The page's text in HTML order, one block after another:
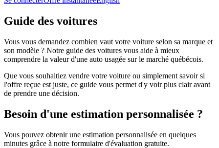
Guide des voitures
Vous vous demandez combien vaut votre voiture selon sa marque et
son modèle ? Notre guide des voitures vous aide à mieux
comprendre la valeur d'une auto usagée sur le marché québécois.
Que vous souhaitiez vendre votre voiture ou simplement savoir si
l'offre reçue est juste, ce guide vous permet d'y voir plus clair avant
de prendre une décision.
Besoin d'une estimation personnalisée ?
Vous pouvez obtenir une estimation personnalisée en quelques
minutes grâce à notre formulaire d'évaluation gratuite.